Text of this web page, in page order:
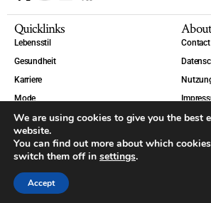
Quicklinks
Lebensstil
Gesundheit
Karriere
Mode
Technik
Welt
Blog
We are using cookies to give you the best
website.
You can find out more about which
switch them off in settings.
Accept